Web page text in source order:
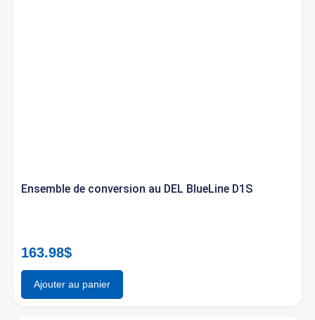
Ensemble de conversion au DEL BlueLine D1S
163.98$
Ajouter au panier